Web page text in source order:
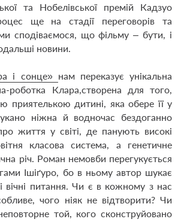
та Нобелівської премій Кадзуо
ще на стадії переговорів та
сподіваємося, що фільму – бути, і
новини.
і сонце» нам переказує унікальна
роботка Клара,створена для того,
приятелькою дитині, яка обере її у
ніжна й водночас бездоганно
життя у світі, де панують високі
класова система, а генетичне
річ. Роман немовби перегукується
Ішіґуро, бо в ньому автор шукає
вічні питання. Чи є в кожному з нас
чого ніяк не відтворити? Чи
той, кого сконструйовано